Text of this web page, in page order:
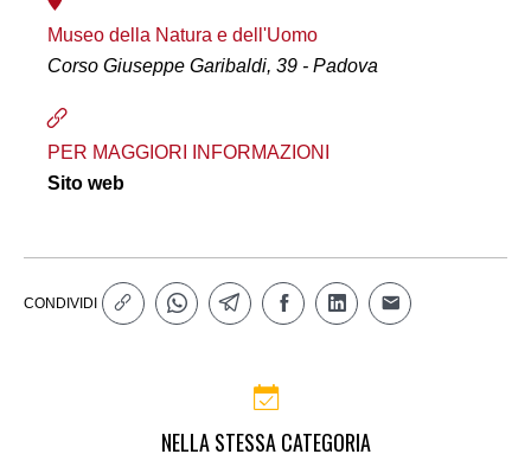
Museo della Natura e dell'Uomo
Corso Giuseppe Garibaldi, 39 - Padova
PER MAGGIORI INFORMAZIONI
Sito web
CONDIVIDI
NELLA STESSA CATEGORIA